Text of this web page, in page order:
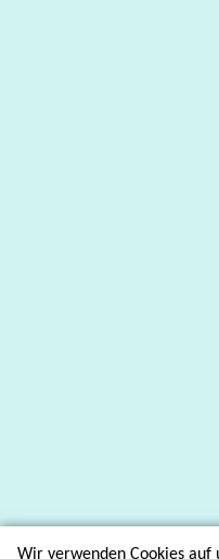
Wir verwenden Cookies auf